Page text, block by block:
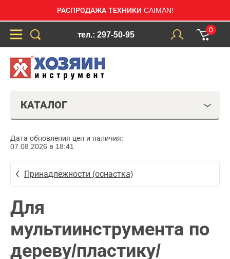
РАСПРОДАЖА ТЕХНИКИ CAIMAN!
тел.: 297-50-95
0
КАТАЛОГ
Дата обновления цен и наличия:
07.08.2026 в 18:41
Принадлежности (оснастка)
Для
мультиинструмента по
дереву/пластику/